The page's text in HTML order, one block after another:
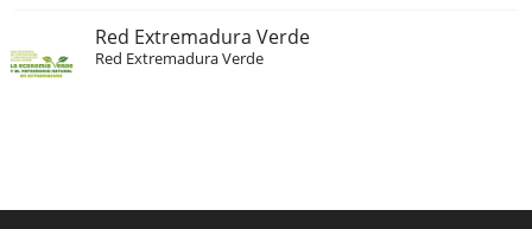
Red Extremadura Verde
Red Extremadura Verde